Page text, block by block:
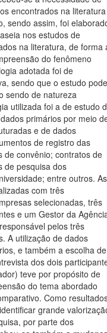
encontrados na literatura
sendo assim, foi
nos estudos de
na literatura, de forma
do fenômeno
adotada foi de
sendo que o estudo pode
sendo de natureza
utilizada foi a de estudo
primários por meio
e de dados
de registro das
de convênio; contratos de
de pesquisa dos
entre outros. As
com três
selecionadas, três
e um Gestor da
pelos três
A utilização de dados
e também a escolha de
dos dois
teve por propósito de
do tema abordado
Como
grande
por parte dos